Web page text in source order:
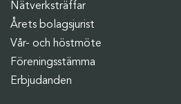
Nätverksträffar
Årets bolagsjurist
Vår- och höstmöte
Föreningsstämma
Erbjudanden